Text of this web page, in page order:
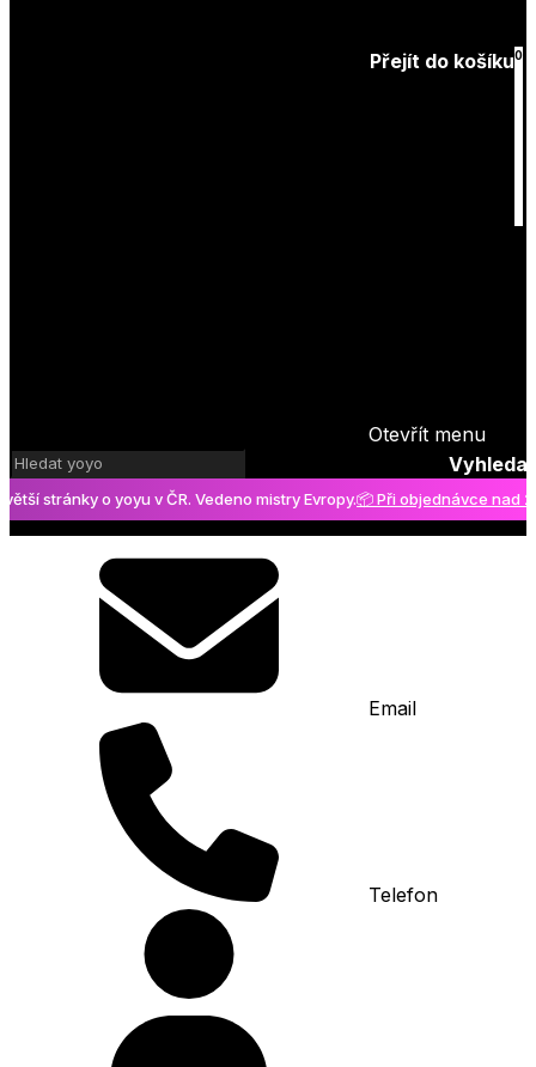
Přejít do košíku0
Otevřít menu
Vyhledat
o yoyu v ČR. Vedeno mistry Evropy.📦 Při objednávce nad 2000
Email
Telefon